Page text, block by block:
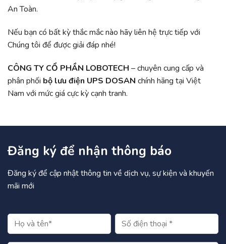
An Toàn.
Nếu bạn có bất kỳ thắc mắc nào hãy liên hệ trực tiếp với
Chúng tôi để được giải đáp nhé!
CÔNG TY CỔ PHẦN LOBOTECH – chuyên cung cấp và
phân phối bộ lưu điện UPS DOSAN chính hãng tại Việt
Nam với mức giá cực kỳ cạnh tranh.
Đăng ký để nhận thông báo
Đăng ký để cập nhật thông tin về dịch vụ, sự kiện và khuyến
mãi mới